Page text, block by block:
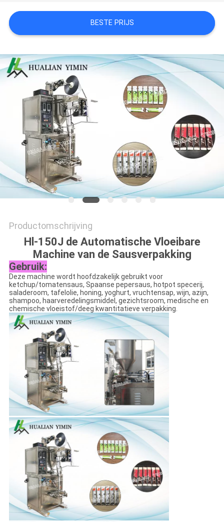
PRIVACY
BESTE PRIJS
Productomschrijving
Hl-150J de Automatische Vloeibare
Machine van de Sausverpakking
Gebruik:
Deze machine wordt hoofdzakelijk gebruikt voor
ketchup/tomatensaus, Spaanse pepersaus, hotpot specerij,
saladeroom, tafelolie, honing, yoghurt, vruchtensap, wijn, azijn,
shampoo, haarveredelingsmiddel, gezichtsroom, medische en
chemische vloeistof/deeg kwantitatieve verpakking.